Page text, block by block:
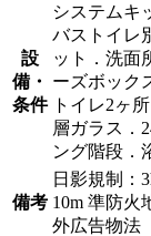
設
備・
条件
システムキ
バストイレ
ット．洗面
ーズボック
トイレ2ヶ
層ガラス．
ング階段．
備考
日影規制：
10m 準防火
外広告物法